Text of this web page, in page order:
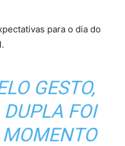
para o dia do
GESTO,
FOI